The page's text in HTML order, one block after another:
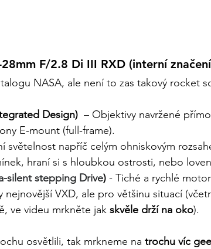
F/2.8 Di III RXD (interní
NASA, ale není to zas takový rocket
Design) – Objektivy navržené
E-mount (full-frame).
světelnost napříč celým ohniskovým
hraní si s hloubkou ostrosti, nebo
silent stepping Drive) - Tiché a rychlé
nejnovější VXD, ale pro většinu situací
ve videu mrkněte jak skvěle drží na oko).
osvětlili, tak mrkneme na trochu víc